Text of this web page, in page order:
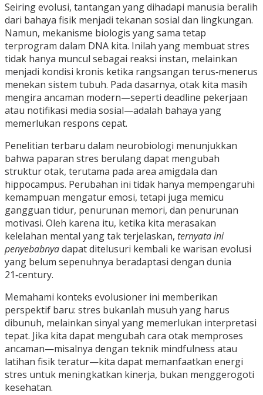
Seiring evolusi, tantangan yang dihadapi manusia beralih
dari bahaya fisik menjadi tekanan sosial dan lingkungan.
Namun, mekanisme biologis yang sama tetap
terprogram dalam DNA kita. Inilah yang membuat stres
tidak hanya muncul sebagai reaksi instan, melainkan
menjadi kondisi kronis ketika rangsangan terus‑menerus
menekan sistem tubuh. Pada dasarnya, otak kita masih
mengira ancaman modern—seperti deadline pekerjaan
atau notifikasi media sosial—adalah bahaya yang
memerlukan respons cepat.
Penelitian terbaru dalam neurobiologi menunjukkan
bahwa paparan stres berulang dapat mengubah
struktur otak, terutama pada area amigdala dan
hippocampus. Perubahan ini tidak hanya mempengaruhi
kemampuan mengatur emosi, tetapi juga memicu
gangguan tidur, penurunan memori, dan penurunan
motivasi. Oleh karena itu, ketika kita merasakan
kelelahan mental yang tak terjelaskan, ternyata ini
penyebabnyadapat ditelusuri kembali ke warisan evolusi
yang belum sepenuhnya beradaptasi dengan dunia
21‑century.
Memahami konteks evolusioner ini memberikan
perspektif baru: stres bukanlah musuh yang harus
dibunuh, melainkan sinyal yang memerlukan interpretasi
tepat. Jika kita dapat mengubah cara otak memproses
ancaman—misalnya dengan teknik mindfulness atau
latihan fisik teratur—kita dapat memanfaatkan energi
stres untuk meningkatkan kinerja, bukan menggerogoti
kesehatan.